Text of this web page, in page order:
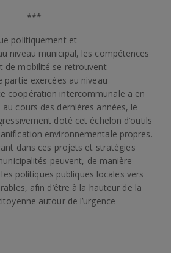
***
politiquement et
niveau municipal, les compétences
de mobilité se retrouvent
partie exercées au niveau
coopération intercommunale a en
cours des dernières années, le
doté cet échelon d’outils
environnementale propres.
dans ces projets et stratégies
peuvent, de manière
politiques publiques locales vers
afin d’être à la hauteur de la
autour de l’urgence